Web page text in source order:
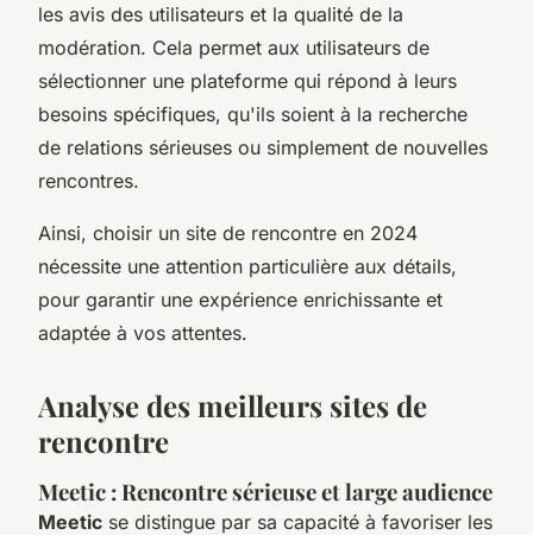
les avis des utilisateurs et la qualité de la
modération. Cela permet aux utilisateurs de
sélectionner une plateforme qui répond à leurs
besoins spécifiques, qu'ils soient à la recherche
de relations sérieuses ou simplement de nouvelles
rencontres.
Ainsi, choisir un site de rencontre en 2024
nécessite une attention particulière aux détails,
pour garantir une expérience enrichissante et
adaptée à vos attentes.
Analyse des meilleurs sites de
rencontre
Meetic : Rencontre sérieuse et large audience
Meetic se distingue par sa capacité à favoriser les